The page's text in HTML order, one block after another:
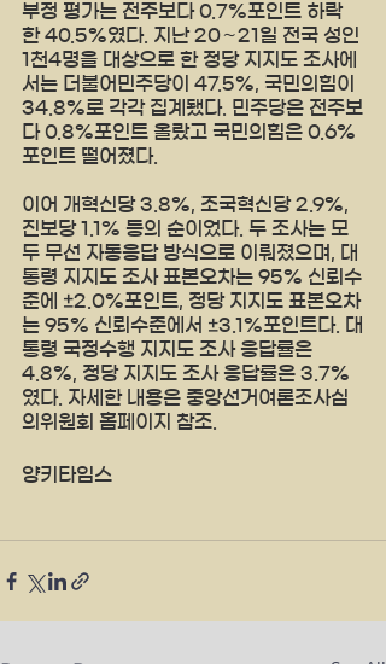
부정 평가는 전주보다 0.7%포인트 하락
한 40.5%였다. 지난 20∼21일 전국 성인
1천4명을 대상으로 한 정당 지지도 조사에
서는 더불어민주당이 47.5%, 국민의힘이
34.8%로 각각 집계됐다. 민주당은 전주보
다 0.8%포인트 올랐고 국민의힘은 0.6%
포인트 떨어졌다.
이어 개혁신당 3.8%, 조국혁신당 2.9%,
진보당 1.1% 등의 순이었다. 두 조사는 모
두 무선 자동응답 방식으로 이뤄졌으며, 대
통령 지지도 조사 표본오차는 95% 신뢰수
준에 ±2.0%포인트, 정당 지지도 표본오차
는 95% 신뢰수준에서 ±3.1%포인트다. 대
통령 국정수행 지지도 조사 응답률은
4.8%, 정당 지지도 조사 응답률은 3.7%
였다. 자세한 내용은 중앙선거여론조사심
의위원회 홈페이지 참조.
양키타임스